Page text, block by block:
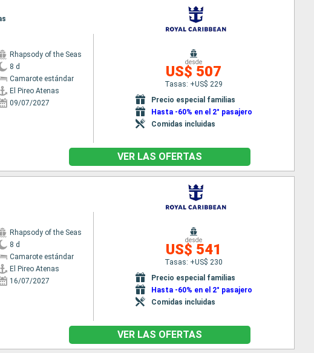
Rhapsody of the Seas
8 d
Camarote estándar
El Pireo Atenas
09/07/2027
desde
US$ 507
Tasas: +US$ 229
Precio especial familias
Hasta -60% en el 2° pasajero
Comidas incluidas
VER LAS OFERTAS
Rhapsody of the Seas
8 d
Camarote estándar
El Pireo Atenas
16/07/2027
desde
US$ 541
Tasas: +US$ 230
Precio especial familias
Hasta -60% en el 2° pasajero
Comidas incluidas
VER LAS OFERTAS